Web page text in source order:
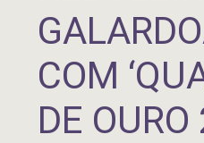
COM
DE OURO